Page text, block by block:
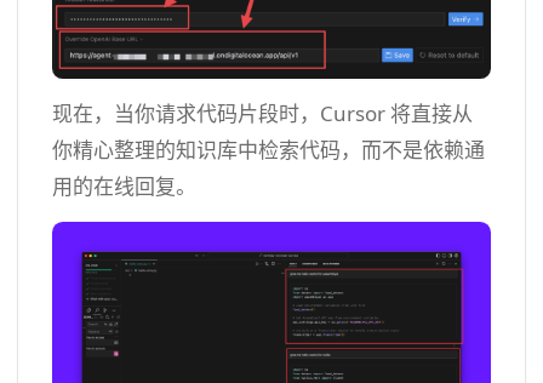
现在，当你请求代码片段时，Cursor 将直接从
你精心整理的知识库中检索代码，而不是依赖通
用的在线回复。